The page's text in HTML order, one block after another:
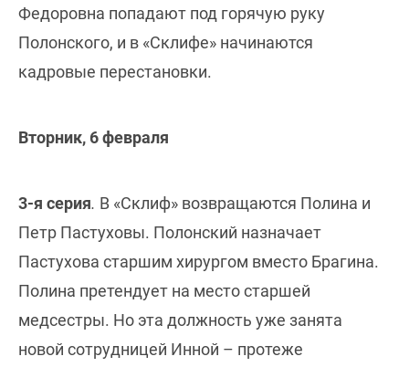
Федоровна попадают под горячую руку
Полонского, и в «Склифе» начинаются
кадровые перестановки.
Вторник, 6 февраля
3-я серия. В «Склиф» возвращаются Полина и
Петр Пастуховы. Полонский назначает
Пастухова старшим хирургом вместо Брагина.
Полина претендует на место старшей
медсестры. Но эта должность уже занята
новой сотрудницей Инной – протеже